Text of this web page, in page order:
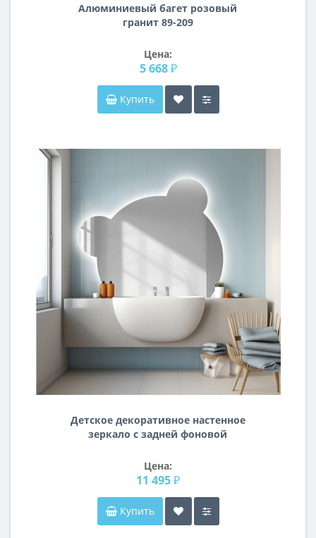
Алюминиевый багет розовый
гранит 89-209
Цена:
5 668 ₽
Купить
Детское декоративное настенное
зеркало с задней фоновой
Цена:
11 495 ₽
Купить